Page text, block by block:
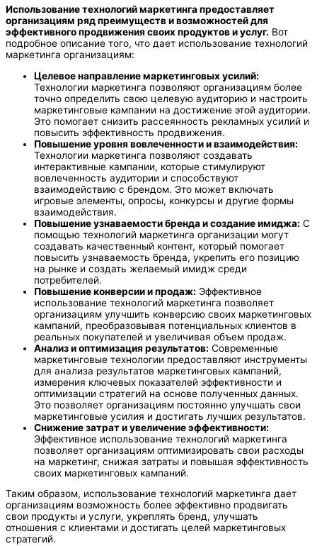
Использование технологий маркетинга предоставляет
организациям ряд преимуществ и возможностей для
эффективного продвижения своих продуктов и услуг. Вот
подробное описание того, что дает использование технологий
маркетинга организациям:
Целевое направление маркетинговых усилий:
Технологии маркетинга позволяют организациям более
точно определить свою целевую аудиторию и настроить
маркетинговые кампании на достижение этой аудитории.
Это помогает снизить рассеянность рекламных усилий и
повысить эффективность продвижения.
Повышение уровня вовлеченности и взаимодействия:
Технологии маркетинга позволяют создавать
интерактивные кампании, которые стимулируют
вовлеченность аудитории и способствуют
взаимодействию с брендом. Это может включать
игровые элементы, опросы, конкурсы и другие формы
взаимодействия.
Повышение узнаваемости бренда и создание имиджа: С
помощью технологий маркетинга организации могут
создавать качественный контент, который помогает
повысить узнаваемость бренда, укрепить его позицию
на рынке и создать желаемый имидж среди
потребителей.
Повышение конверсии и продаж: Эффективное
использование технологий маркетинга позволяет
организациям улучшить конверсию своих маркетинговых
кампаний, преобразовывая потенциальных клиентов в
реальных покупателей и увеличивая объем продаж.
Анализ и оптимизация результатов: Современные
маркетинговые технологии предоставляют инструменты
для анализа результатов маркетинговых кампаний,
измерения ключевых показателей эффективности и
оптимизации стратегий на основе полученных данных.
Это позволяет организациям постоянно улучшать свои
маркетинговые усилия и достигать лучших результатов.
Снижение затрат и увеличение эффективности:
Эффективное использование технологий маркетинга
позволяет организациям оптимизировать свои расходы
на маркетинг, снижая затраты и повышая эффективность
своих маркетинговых кампаний.
Таким образом, использование технологий маркетинга дает
организациям возможность более эффективно продвигать
свои продукты и услуги, укреплять бренд, улучшать
отношения с клиентами и достигать целей маркетинговых
стратегий.